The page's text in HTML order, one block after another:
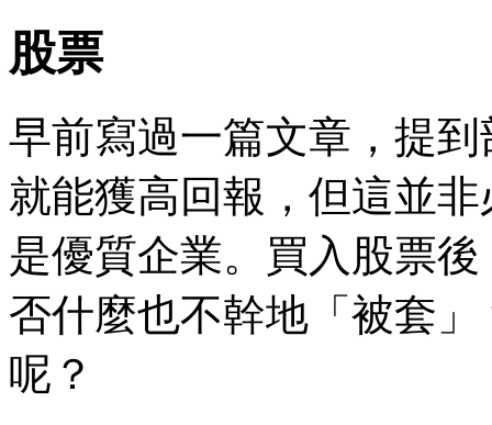
股票
早前寫過一篇文章，提
就能獲高回報，但這並
是優質企業。買入股票
否什麼也不幹地「被套
呢？